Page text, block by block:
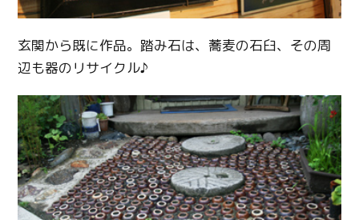
玄関から既に作品。踏み石は、蕎麦の石臼、その周
辺も器のリサイクル♪